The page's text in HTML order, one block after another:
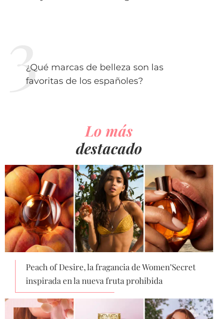
¿Qué marcas de belleza son las
favoritas de los españoles?
Lo más
destacado
Peach of Desire, la fragancia de Women’Secret
inspirada en la nueva fruta prohibida